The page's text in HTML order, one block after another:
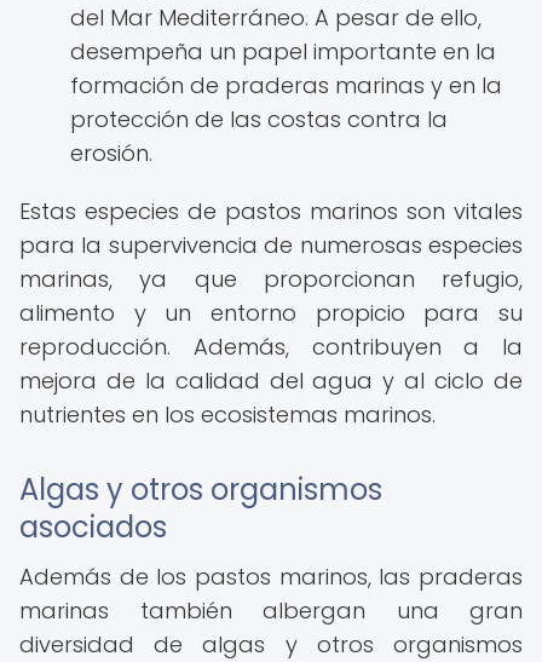
del Mar Mediterráneo. A pesar de ello,
desempeña un papel importante en la
formación de praderas marinas y en la
protección de las costas contra la
erosión.
Estas especies de pastos marinos son vitales
para la supervivencia de numerosas especies
marinas, ya que proporcionan refugio,
alimento y un entorno propicio para su
reproducción. Además, contribuyen a la
mejora de la calidad del agua y al ciclo de
nutrientes en los ecosistemas marinos.
Algas y otros organismos
asociados
Además de los pastos marinos, las praderas
marinas también albergan una gran
diversidad de algas y otros organismos